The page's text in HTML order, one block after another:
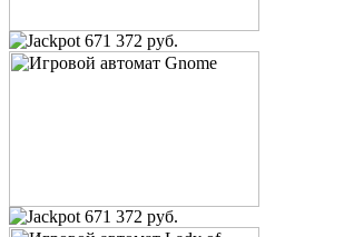
671 372 руб.
671 372 руб.